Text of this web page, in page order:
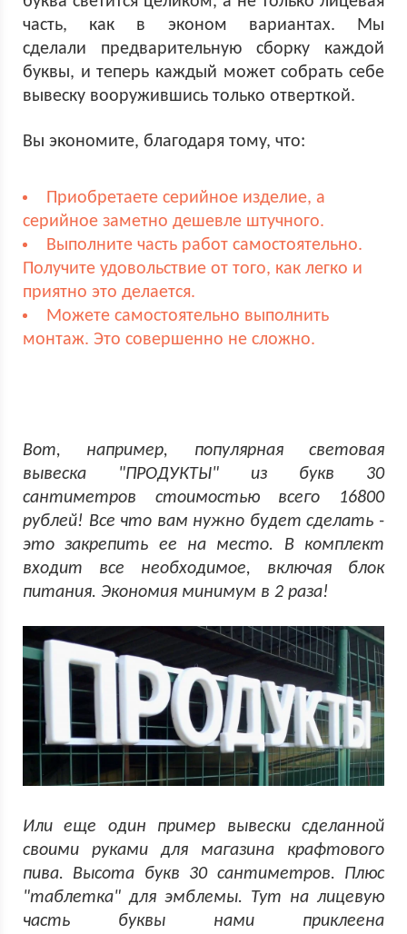
часть, как в эконом вариантах. Мы
сделали предварительную сборку каждой
буквы, и теперь каждый может собрать себе
вывеску вооружившись только отверткой.
Вы экономите, благодаря тому, что:
Приобретаете серийное изделие, а
серийное заметно дешевле штучного.
Выполните часть работ самостоятельно.
Получите удовольствие от того, как легко и
приятно это делается.
Можете самостоятельно выполнить
монтаж. Это совершенно не сложно.
Вот, например, популярная световая
вывеска "ПРОДУКТЫ" из букв 30
сантиметров стоимостью всего 16800
рублей! Все что вам нужно будет сделать -
это закрепить ее на место. В комплект
входит все необходимое, включая блок
питания. Экономия минимум в 2 раза!
Или еще один пример вывески сделанной
своими руками для магазина крафтового
пива. Высота букв 30 сантиметров. Плюс
"таблетка" для эмблемы. Тут на лицевую
часть буквы нами приклеена